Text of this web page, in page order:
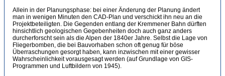
Allein in der Planungsphase: bei einer Änderung der Planung ändert
man in wenigen Minuten den CAD-Plan und verschickt ihn neu an die
Projektbeteiligten. Die Gegenden entlang der Kremmener Bahn dürften
hinsichtlich geologischen Gegebenheiten doch auch ganz anders
durcherforscht sein als die Alpen der 1840er Jahre. Selbst die Lage von
Fliegerbomben, die bei Bauvorhaben schon oft genug für böse
Überraschungen gesorgt haben, kann inzwischen mit einer gewisser
Wahrscheinlichkeit vorausgesagt werden (auf Grundlage von GIS-
Programmen und Luftbildern von 1945).